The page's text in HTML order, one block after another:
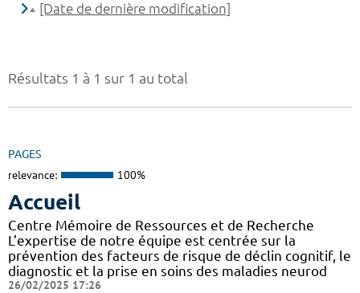
Résultats 1 à 1 sur 1 au total
PAGES
relevance: 100%
Accueil
Centre Mémoire de Ressources et de Recherche
L’expertise de notre équipe est centrée sur la
prévention des facteurs de risque de déclin cognitif, le
diagnostic et la prise en soins des maladies neurod
26/02/2025 17:26
[Date de dernière modification]